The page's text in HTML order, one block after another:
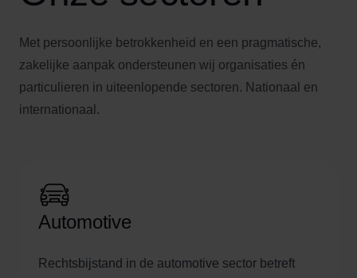
Met persoonlijke betrokkenheid en een pragmatische,
zakelijke aanpak ondersteunen wij organisaties én
particulieren in uiteenlopende sectoren. Nationaal en
internationaal.
Automotive
Rechtsbijstand in de automotive sector betreft